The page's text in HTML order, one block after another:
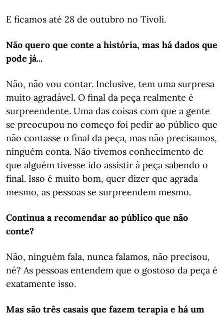
E ficamos até 28 de outubro no Tivoli.
Não quero que conte a história, mas há dados que
pode já...
Não, não vou contar. Inclusive, tem uma surpresa
muito agradável. O final da peça realmente é
surpreendente. Uma das coisas com que a gente
se preocupou no começo foi pedir ao público que
não contasse o final da peça, mas não precisamos,
ninguém conta. Não tivemos conhecimento de
que alguém tivesse ido assistir à peça sabendo o
final. Isso é muito bom, quer dizer que agrada
mesmo, as pessoas se surpreendem mesmo.
Continua a recomendar ao público que não
conte?
Não, ninguém fala, nunca falamos, não precisou,
né? As pessoas entendem que o gostoso da peça é
exatamente isso.
Mas são três casais que fazem terapia e há um